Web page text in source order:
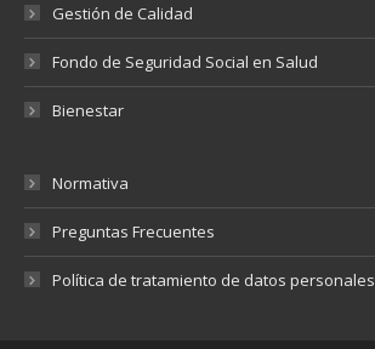
Gestión de Calidad
Fondo de Seguridad Social en Salud
Bienestar
Normativa
Preguntas Frecuentes
Política de tratamiento de datos personales